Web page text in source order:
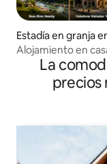
Estadía en granja
Alojamiento en
el valleLa
precios